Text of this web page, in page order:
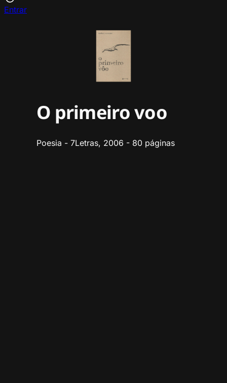
Entrar
O primeiro voo
Poesia - 7Letras, 2006 - 80 páginas